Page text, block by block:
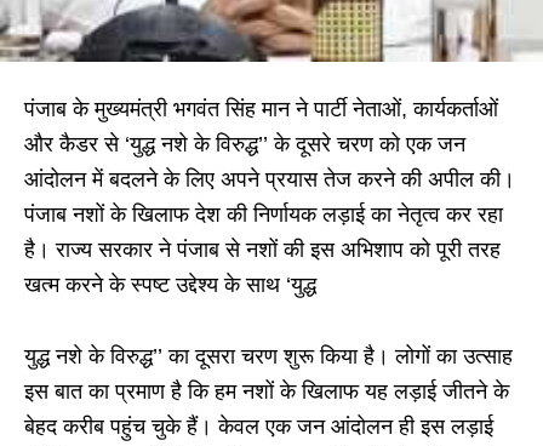
पंजाब के मुख्यमंत्री भगवंत सिंह मान ने पार्टी नेताओं, कार्यकर्ताओं
और कैडर से ‘युद्ध नशे के विरुद्ध’’ के दूसरे चरण को एक जन
आंदोलन में बदलने के लिए अपने प्रयास तेज करने की अपील की।
पंजाब नशों के खिलाफ देश की निर्णायक लड़ाई का नेतृत्व कर रहा
है। राज्य सरकार ने पंजाब से नशों की इस अभिशाप को पूरी तरह
खत्म करने के स्पष्ट उद्देश्य के साथ ‘युद्ध
युद्ध नशे के विरुद्ध’’ का दूसरा चरण शुरू किया है। लोगों का उत्साह
इस बात का प्रमाण है कि हम नशों के खिलाफ यह लड़ाई जीतने के
बेहद करीब पहुंच चुके हैं। केवल एक जन आंदोलन ही इस लड़ाई